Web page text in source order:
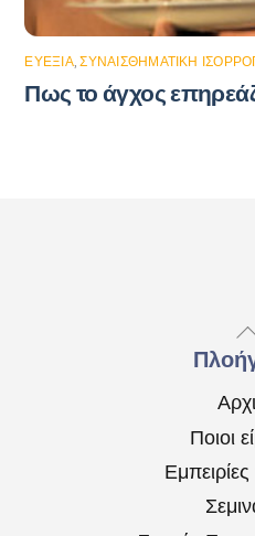
ΕΥΕΞΊΑ,ΣΥΝΑΙΣΘΗΜΑΤΙΚΉ
Πως το άγχος
Ποιοι